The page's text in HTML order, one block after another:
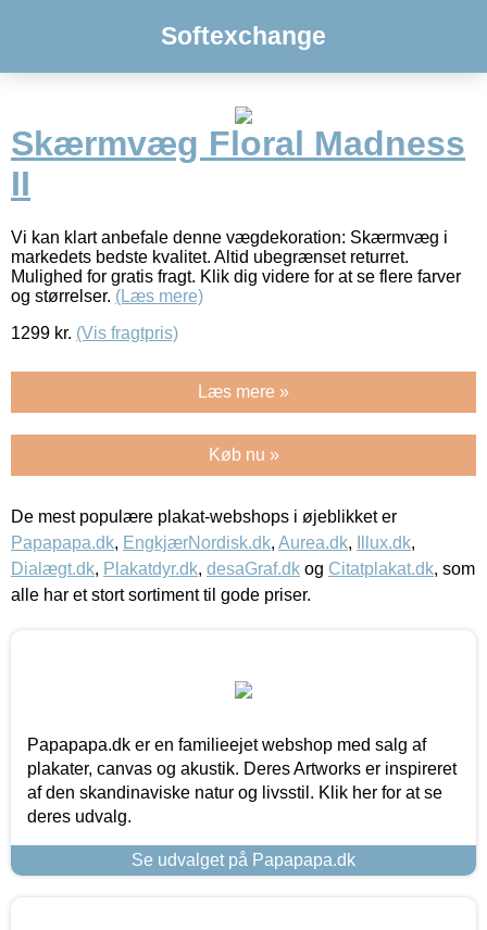
Softexchange
Skærmvæg Floral Madness
II
Vi kan klart anbefale denne vægdekoration: Skærmvæg i
markedets bedste kvalitet. Altid ubegrænset returret.
Mulighed for gratis fragt. Klik dig videre for at se flere farver
og størrelser. (Læs mere)
1299 kr. (Vis fragtpris)
Læs mere »
Køb nu »
De mest populære plakat-webshops i øjeblikket er
Papapapa.dk, EngkjærNordisk.dk, Aurea.dk, Illux.dk,
Dialægt.dk, Plakatdyr.dk, desaGraf.dk og Citatplakat.dk, som
alle har et stort sortiment til gode priser.
Papapapa.dk er en familieejet webshop med salg af
plakater, canvas og akustik. Deres Artworks er inspireret
af den skandinaviske natur og livsstil. Klik her for at se
deres udvalg.
Se udvalget på Papapapa.dk